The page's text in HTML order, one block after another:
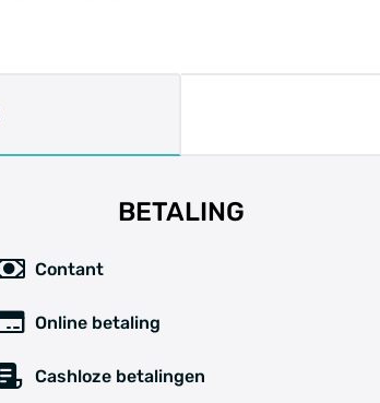
BETALING
Contant
Online betaling
Cashloze betalingen